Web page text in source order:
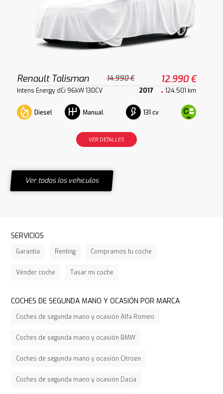
Renault Talisman 14.990 € 12.990 €
Intens Energy dCi 96kW 130CV 2017 124.501 km
Diesel Manual 131 cv
VER DETALLES
Ver todos los vehículos
SERVICIOS
Garantía Renting Compramos tu coche
Vender coche Tasar mi coche
COCHES DE SEGUNDA MANO Y OCASIÓN POR MARCA
Coches de segunda mano y ocasión Alfa Romeo
Coches de segunda mano y ocasión BMW
Coches de segunda mano y ocasión Citroen
Coches de segunda mano y ocasión Dacia